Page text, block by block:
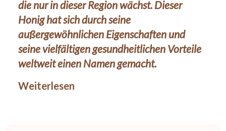
die nur in dieser Region wächst. Dieser
Honig hat sich durch seine
außergewöhnlichen Eigenschaften und
seine vielfältigen gesundheitlichen Vorteile
weltweit einen Namen gemacht.
Weiterlesen